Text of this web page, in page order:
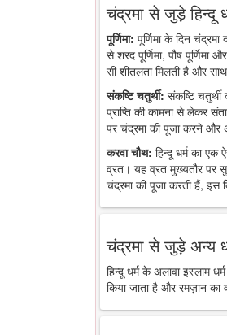
चंद्रमा से जुड़े हिन्दू
पूर्णिमा: पूर्णिमा के दिन
से शरद पूर्णिमा, पौष पूर्णिमा
सी शीतलता मिलती है और
संकष्टि चतुर्थी: संकष्टि
प्राप्ति की कामना से लेकर
पर चंद्रमा की पूजा करने और
करवा चौथ: हिन्दू धर्म का एक
व्रत। यह व्रत मुख्यतौर पर
चंद्रमा की पूजा करती हैं, इस
चंद्रमा से जुड़े अन्य
हिन्दू धर्म के अलावा इस्लाम
किया जाता है और रमज़ान का